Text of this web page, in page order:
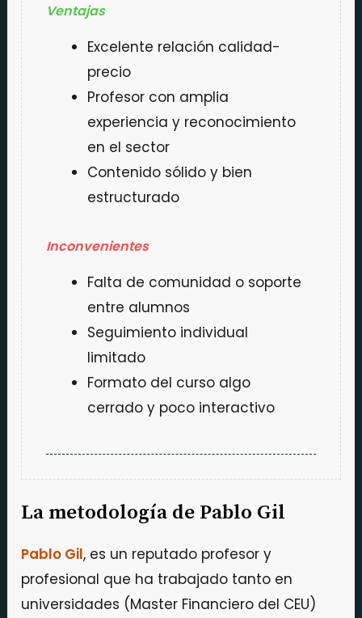
Ventajas
Excelente relación calidad-
precio
Profesor con amplia
experiencia y reconocimiento
en el sector
Contenido sólido y bien
estructurado
Inconvenientes
Falta de comunidad o soporte
entre alumnos
Seguimiento individual
limitado
Formato del curso algo
cerrado y poco interactivo
La metodología de Pablo Gil
Pablo Gil, es un reputado profesor y
profesional que ha trabajado tanto en
universidades (Master Financiero del CEU)